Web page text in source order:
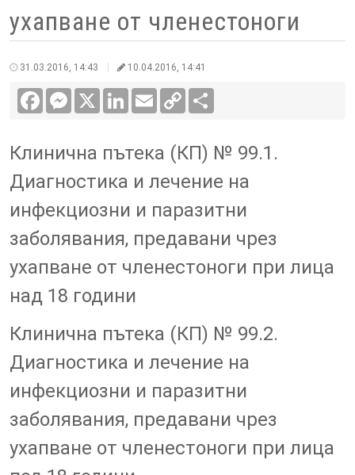
ухапване от членестоноги
31.03.2016, 14:43 10.04.2016, 14:41
FacebookMessenger LinkedInEmail
Copy
Link
Клинична пътека (КП) № 99.1.
Диагностика и лечение на
инфекциозни и паразитни
заболявания, предавани чрез
ухапване от членестоноги при лица
над 18 години
Клинична пътека (КП) № 99.2.
Диагностика и лечение на
инфекциозни и паразитни
заболявания, предавани чрез
ухапване от членестоноги при лица